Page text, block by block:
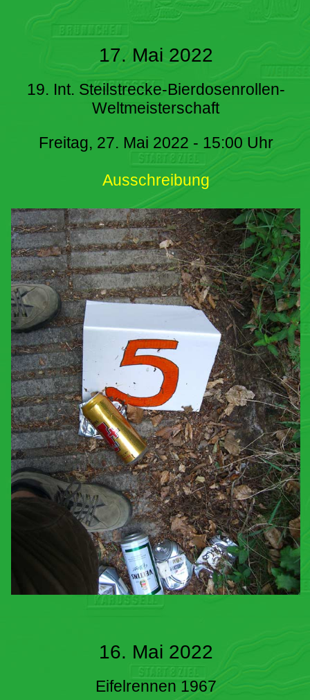
17. Mai 2022
19. Int. Steilstrecke-Bierdosenrollen-
Weltmeisterschaft
Freitag, 27. Mai 2022 - 15:00 Uhr
Ausschreibung
16. Mai 2022
Eifelrennen 1967